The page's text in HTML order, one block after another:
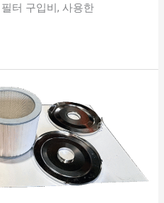
터 구입비, 사용한